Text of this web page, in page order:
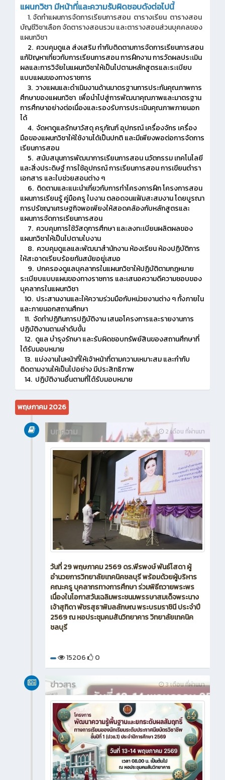
แผนกวิชา มีหน้าที่และความรับผิดชอบดังต่อไปนี้
1. จัดทำแผนการจัดการเรียนการสอน ตารางเรียน ตารางสอน
บัญชีวิชาเลือก จัดตารางสอนรวม และตารางสอนส่วนบุคคลของ
แผนกวิชา
2. ควบคุมดูแล ส่งเสริม กำกับติดตามการจัดการเรียนการสอน
แก้ปัญหาเกี่ยวกับการเรียนการสอน การฝึกงาน การวัดผลประเมิน
ผลและการวิจัยในแผนกวิชาให้เป็นไปตามหลักสูตรและระเบียบ
แบบแผนของทางราชการ
3. วางแผนและดำเนินงานด้านมาตรฐานการประกันคุณภาพการ
ศึกษาของแผนกวิชา เพื่อนำไปสู่การพัฒนาคุณภาพและมาตรฐาน
การศึกษาอย่างต่อเนื่องและรองรับการประเมินคุณภาพภายนอก
ได้
4. จัดหาดูแลรักษาวัสดุ ครุภัณฑ์ อุปกรณ์ เครื่องจักร เครื่อง
มือของแผนกวิชาให้ใช้งานได้เป็นปกติ และมีเพียงพอต่อการจัดการ
เรียนการสอน
5. สนับสนุนการพัฒนาการเรียนการสอน นวัตกรรม เทคโนโลยี
และสิ่งประดิษฐ์ การใช้อุปกรณ์ การเรียนการสอน การเขียนตำรา
เอกสาร และใบช่วยสอนต่าง ๆ
6. ติดตามและแนะนำเกี่ยวกับการทำโครงการฝึก โครงการสอน
แผนการเรียนรู้ คู่มือครู ใบงาน ตลอดจนแฟ้มสะสมงาน โดยบูรณา
การปรัชญาเศรษฐกิจพอเพียงให้สอดคล้องกับหลักสูตรและ
แผนการจัดการเรียนการสอน
7. ควบคุมการใช้วัสดุการศึกษา และลงทะเบียนผลิตผลของ
แผนกวิชาให้เป็นไปตามใบงาน
8. ควบคุมดูแลและพัฒนาสำนักงาน ห้องเรียน ห้องปฏิบัติการ
ให้สะอาดเรียบร้อยทันสมัยอยู่เสมอ
9. ปกครองดูแลบุคลากรในแผนกวิชาให้ปฏิบัติตามกฎหมาย
ระเบียบแบบแผนของทางราชการ และเสนอความดีความชอบของ
บุคลากรในแผนกวิชา
10. ประสานงานและให้ความร่วมมือกับหน่วยงานต่าง ๆ ทั้งภายใน
และภายนอกสถานศึกษา
11. จัดทำปฏิทินการปฏิบัติงาน เสนอโครงการและรายงานการ
ปฏิบัติงานตามลำดับขั้น
12. ดูแล บำรุงรักษา และรับผิดชอบทรัพย์สินของสถานศึกษาที่
ได้รับมอบหมาย
13. แบ่งงานในหน้าที่ให้เจ้าหน้าที่ตามความเหมาะสม และกำกับ
ติดตามงานให้เป็นไปอย่าง มีประสิทธิภาพ
14. ปฏิบัติงานอื่นตามที่ได้รับมอบหมาย
พฤษภาคม 2026
2 เดือน ที่ผ่านมา
บทความ
วันที่ 29 พฤษภาคม 2569 ดร.พีรพงษ์ พันธ์โสดา ผู้
อำนวยการวิทยาลัยเทคนิคชลบุรี พร้อมด้วยผู้บริหาร
คณะครู บุคลากรทางการศึกษา ร่วมพิธีถวายพระพร
เนื่องในโอกาสวันเฉลิมพระชนมพรรษาสมเด็จพระนาง
เจ้าสุทิดา พัชรสุธาพิมลลักษณ พระบรมราชินี ประจำปี
2569 ณ หอประชุมคมสันวิทยาคาร วิทยาลัยเทคนิค
ชลบุรี
15206 0
3 เดือน ที่ผ่านมา
ข่าวสาร